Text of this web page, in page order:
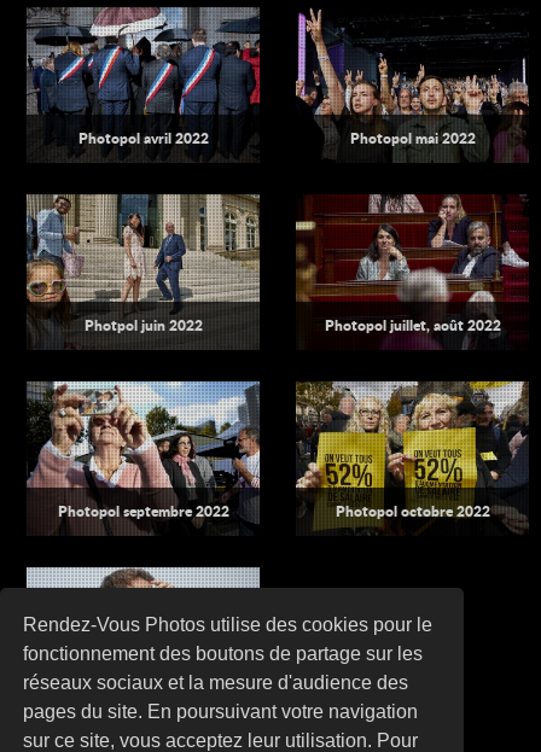
Rendez-Vous Photos utilise des cookies pour le
fonctionnement des boutons de partage sur les
réseaux sociaux et la mesure d'audience des
pages du site. En poursuivant votre navigation
sur ce site, vous acceptez leur utilisation. Pour
Photopol avril 2022 Photopol mai 2022
Photpol juin 2022 Photopol juillet, août 2022
Photopol septembre 2022 Photopol octobre 2022